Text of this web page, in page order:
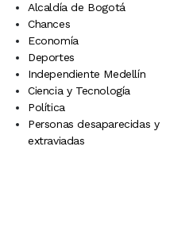
Alcaldía de Bogotá
Chances
Economía
Deportes
Independiente Medellín
Ciencia y Tecnología
Política
Personas desaparecidas y
extraviadas